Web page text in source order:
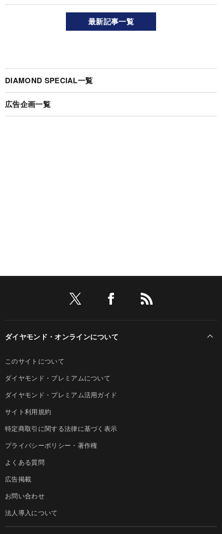
最新記事一覧
DIAMOND SPECIAL一覧
広告企画一覧
ダイヤモンド・オンラインについて
このサイトについて
ダイヤモンド・プレミアムについて
ダイヤモンド・プレミアム活用ガイド
サイト利用規約
特定商取引に関する法律に基づく表示
プライバシーポリシー・著作権
よくある質問
広告掲載
お問い合わせ
法人導入について